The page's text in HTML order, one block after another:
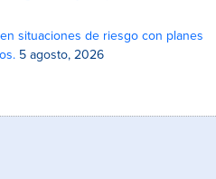
situaciones de riesgo con planes
5 agosto, 2026